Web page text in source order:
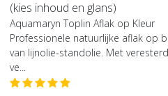
(kies inhoud en glans)
Aquamaryn Toplin Aflak op Kleur
Professionele natuurlijke aflak op
van lijnolie-standolie. Met
ve...